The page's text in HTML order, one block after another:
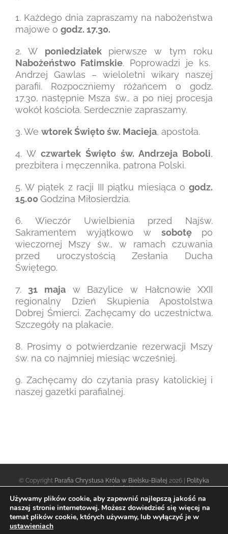
1. Każdego dnia zapraszamy na nabożeństwa
majowe o godz. 17.30.
2. W poniedziałek pierwsze w tym roku
Nabożeństwo Fatimskie. Poprowadzi je ks.
Andrzej Gawlas – wieloletni wikary naszej
parafii. Rozpoczniemy różańcem o godz.
17.30, następnie Msza św., a po niej procesja
wokół kościoła. Serdecznie zapraszamy.
3. We wtorek Święto św. Macieja, apostoła.
4. W czwartek Święto św. Andrzeja Boboli,
prezbitera i męczennika, patrona Polski.
5. W piątek z racji III piątku miesiąca ogodz.
15.00 Godzina Miłosierdzia.
6. Wieczór Uwielbienia przed Najśw.
Sakramentem wyjątkowo wsobotę po
wieczornej Mszy św., w ramach czuwania
przed uroczystością Zesłania Ducha
Świętego.
7. 31 majaw Bazylice w Hałcnowie XXII
regionalny Dzień Skupienia Apostolstwa
Dobrej Śmierci. Zachęcamy do uczestnictwa.
Szczegóły na plakacie.
8. Prosimy o potwierdzanie rezerwacji Mszy
św. na co najmniej miesiąc wcześniej.
9. Zachęcamy do czytania prasy katolickiej i
naszej gazetki parafialnej.
© Copyright Parafia Chrystusa Króla w Bielsku-Białej 2026 |
Polityka
prywatności|
Używamy plików cookie, aby zapewnić najlepszą jakość na
naszej stronie internetowej. Możesz dowiedzieć się więcej na
temat plików cookie, których używamy, lub wyłączyć je w
ustawieniach